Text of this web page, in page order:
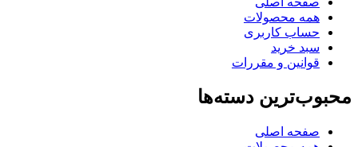
همه محصولات
حساب کاربری
سبد خرید
قوانین و مقررات
محبوب‌ترین دسته‌ها
صفحه اصلی